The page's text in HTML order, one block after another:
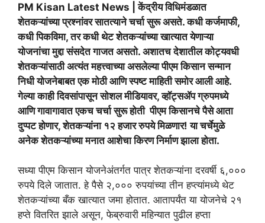
PM Kisan Latest News | केंद्रीय विधिमंडळात
शेतकऱ्यांच्या प्रश्नांवर सातत्याने चर्चा सुरू असते. कधी कर्जमाफी,
कधी पिकविमा, तर कधी थेट शेतकऱ्यांच्या खात्यात येणाऱ्या
योजनांचा मुद्दा संसदेत गाजत असतो. अशातच देशातील कोट्यवधी
शेतकऱ्यांसाठी अत्यंत महत्त्वाच्या असलेल्या पीएम किसान सन्मान
निधी योजनेबाबत एक मोठी आणि स्पष्ट माहिती समोर आली आहे.
गेल्या काही दिवसांपासून सोशल मीडियावर, व्हॉट्सॲप ग्रुपमध्ये
आणि गावागावात एकच चर्चा सुरू होती पीएम किसानचे पैसे आता
दुप्पट होणार, शेतकऱ्यांना १२ हजार रुपये मिळणार! या चर्चेमुळे
अनेक शेतकऱ्यांच्या मनात आशेचा किरण निर्माण झाला होता.
सध्या पीएम किसान योजनेअंतर्गत पात्र शेतकऱ्यांना दरवर्षी ६,०००
रुपये दिले जातात. हे पैसे २,००० रुपयांच्या तीन हप्त्यांमध्ये थेट
शेतकऱ्यांच्या बँक खात्यात जमा होतात. आतापर्यंत या योजनेचे २१
हप्ते वितरित झाले असून, फेब्रुवारी महिन्यात पुढील हप्ता